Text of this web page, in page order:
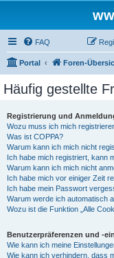
FAQ
Portal Foren-
Häufig gestellte
Registrierung und
Wozu muss ich mich
Was ist COPPA?
Warum kann ich mich nicht
Ich habe mich registriert, kann
Warum kann ich mich nicht
Ich habe mich vor einiger Zeit
Ich habe mein Passwort
Warum werde ich automatisch
Wozu ist die Funktion „Alle
Benutzerpräferenzen und -
Wie kann ich meine
Wie kann ich verhindern, dass